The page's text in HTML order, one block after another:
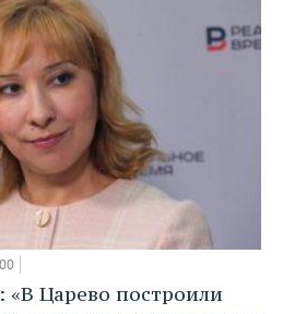
«В Царево построили